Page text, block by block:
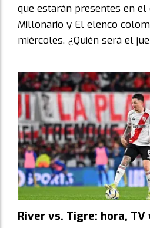
que estarán presentes en
Millonario y El elenco
miércoles. ¿Quién será el
River vs. Tigre: hora,